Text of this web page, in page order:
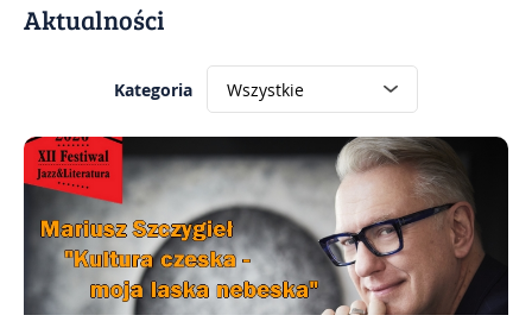
Chóry i
Zajęcia
Bilety
Aktualności
Kategoria